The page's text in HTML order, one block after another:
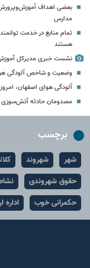
بعضی اهداف
مدارس
تمام منابع در خدمت
هستند
نشست خبری مدیرکل
وضعیت و شاخص آلودگی هوای تهران امروز
آلودگی هوای اصفهان، امروز یکشنبه ۱۸ مرداد + جدول شاخص
مصدومان حادثه آتش‌سوزی شهرک
برچسب
شهر شهروند
حقوق شهروندی
حکمرانی خوب
اداره